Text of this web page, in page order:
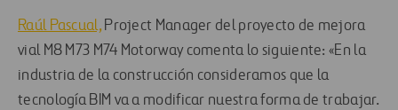
Raúl Pascual,Project Manager del proyecto de mejora
vial M8 M73 M74 Motorway comenta lo siguiente: «En la
industria de la construcción consideramos que la
tecnología BIM va a modificar nuestra forma de trabajar.